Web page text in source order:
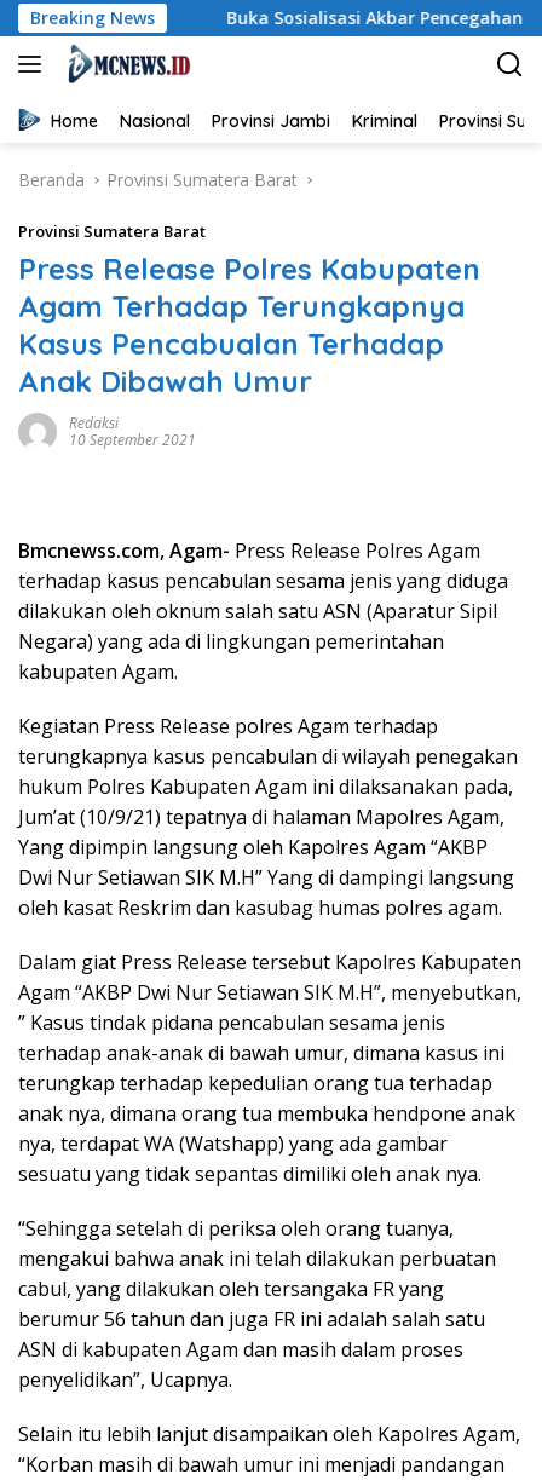
Langsung
ke
konten
Breaking NewsBuka Sosialisasi Akbar Pencegahan IRET, TCC,
Home Nasional Provinsi Jambi Kriminal Provinsi
Beranda Provinsi Sumatera Barat
Provinsi Sumatera Barat
Press Release Polres Kabupaten
Agam Terhadap Terungkapnya
Kasus Pencabualan Terhadap
Anak Dibawah Umur
Redaksi
10 September 2021
Bmcnewss.com, Agam- Press Release Polres Agam
terhadap kasus pencabulan sesama jenis yang diduga
dilakukan oleh oknum salah satu ASN (Aparatur Sipil
Negara) yang ada di lingkungan pemerintahan
kabupaten Agam.
Kegiatan Press Release polres Agam terhadap
terungkapnya kasus pencabulan di wilayah penegakan
hukum Polres Kabupaten Agam ini dilaksanakan pada,
Jum’at (10/9/21) tepatnya di halaman Mapolres Agam,
Yang dipimpin langsung oleh Kapolres Agam “AKBP
Dwi Nur Setiawan SIK M.H” Yang di dampingi langsung
oleh kasat Reskrim dan kasubag humas polres agam.
Dalam giat Press Release tersebut Kapolres Kabupaten
Agam “AKBP Dwi Nur Setiawan SIK M.H”, menyebutkan,
” Kasus tindak pidana pencabulan sesama jenis
terhadap anak-anak di bawah umur, dimana kasus ini
terungkap terhadap kepedulian orang tua terhadap
anak nya, dimana orang tua membuka hendpone anak
nya, terdapat WA (Watshapp) yang ada gambar
sesuatu yang tidak sepantas dimiliki oleh anak nya.
“Sehingga setelah di periksa oleh orang tuanya,
mengakui bahwa anak ini telah dilakukan perbuatan
cabul, yang dilakukan oleh tersangaka FR yang
berumur 56 tahun dan juga FR ini adalah salah satu
ASN di kabupaten Agam dan masih dalam proses
penyelidikan”, Ucapnya.
Selain itu lebih lanjut disampaikan oleh Kapolres Agam,
“Korban masih di bawah umur ini menjadi pandangan